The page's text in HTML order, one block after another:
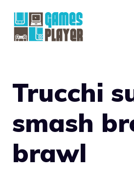
contenuto
Trucchi
smash
brawl